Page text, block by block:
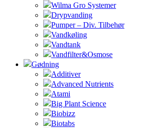
Wilma Gro Systemer
Drypvanding
Pumper – Div. Tilbehør
Vandkøling
Vandtank
Vandfilter&Osmose
Gødning
Additiver
Advanced Nutrients
Atami
Big Plant Science
Biobizz
Biotabs